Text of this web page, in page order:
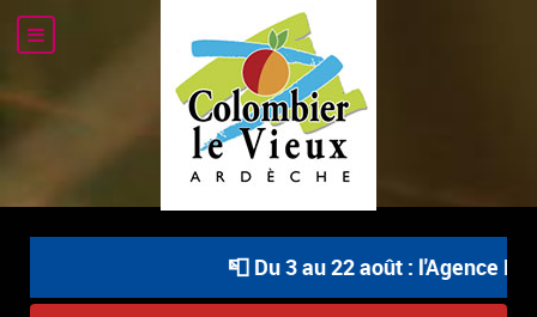
📮 Du 3 au 22 août : l'Agence